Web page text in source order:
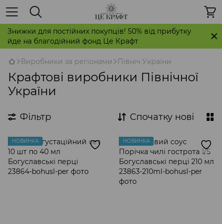
Знижки для постійних покупців! 50% від прибутку
йде на благодійний фонд Це Крафт
Виробники за регіонами Північ України
Крафтові виробники Північної
України
Фільтр Спочатку нові
НОВИНКА НОВИНКА